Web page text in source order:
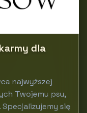
dla
najwyższej
Twojemu psu,
się